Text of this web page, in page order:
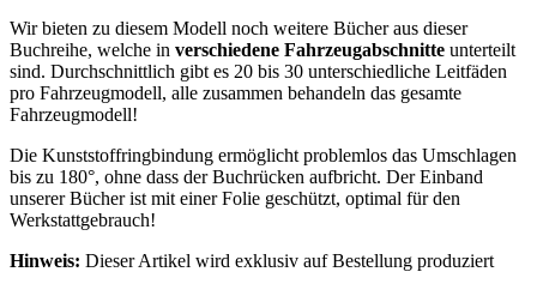
Wir bieten zu diesem Modell noch weitere Bücher aus dieser
Buchreihe, welche in verschiedene Fahrzeugabschnitte unterteilt
sind. Durchschnittlich gibt es 20 bis 30 unterschiedliche Leitfäden
pro Fahrzeugmodell, alle zusammen behandeln das gesamte
Fahrzeugmodell!
Die Kunststoffringbindung ermöglicht problemlos das Umschlagen
bis zu 180°, ohne dass der Buchrücken aufbricht. Der Einband
unserer Bücher ist mit einer Folie geschützt, optimal für den
Werkstattgebrauch!
Hinweis: Dieser Artikel wird exklusiv auf Bestellung produziert